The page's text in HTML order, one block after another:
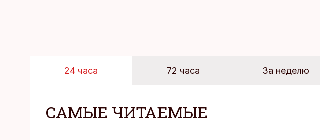
24 часа 72 часа За неделю
САМЫЕ ЧИТАЕМЫЕ